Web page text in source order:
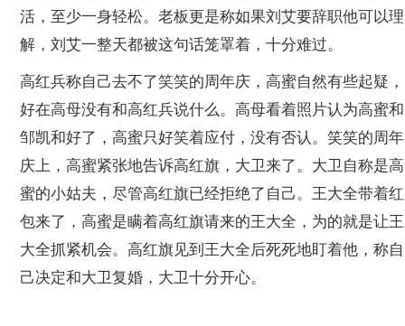
活，至少一身轻松。老板更是称如果刘艾要辞职他可以理
解，刘艾一整天都被这句话笼罩着，十分难过。
高红兵称自己去不了笑笑的周年庆，高蜜自然有些起疑，
好在高母没有和高红兵说什么。高母看着照片认为高蜜和
邹凯和好了，高蜜只好笑着应付，没有否认。笑笑的周年
庆上，高蜜紧张地告诉高红旗，大卫来了。大卫自称是高
蜜的小姑夫，尽管高红旗已经拒绝了自己。王大全带着红
包来了，高蜜是瞒着高红旗请来的王大全，为的就是让王
大全抓紧机会。高红旗见到王大全后死死地盯着他，称自
己决定和大卫复婚，大卫十分开心。